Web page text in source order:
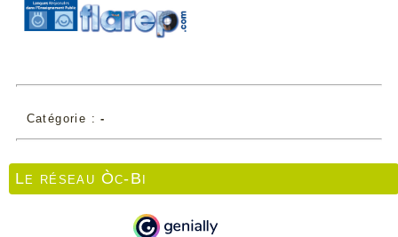
Catégorie :-
Le réseau Òc-Bi